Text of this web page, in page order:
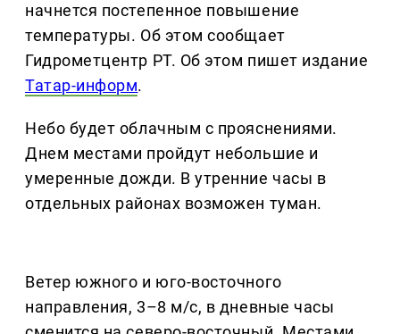
начнется постепенное повышение
температуры. Об этом сообщает
Гидрометцентр РТ. Об этом пишет издание
Татар-информ.
Небо будет облачным с прояснениями.
Днем местами пройдут небольшие и
умеренные дожди. В утренние часы в
отдельных районах возможен туман.
Ветер южного и юго-восточного
направления, 3–8 м/с, в дневные часы